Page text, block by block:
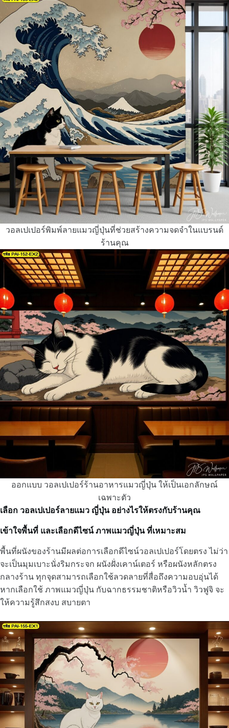
วอลเปเปอร์พิมพ์ลายแมวญี่ปุ่นที่ช่วยสร้างความจดจำในแบรนด์
ร้านคุณ
ออกแบบ วอลเปเปอร์ร้านอาหารแมวญี่ปุ่น ให้เป็นเอกลักษณ์
เฉพาะตัว
เลือก วอลเปเปอร์ลายแมว ญี่ปุ่น อย่างไรให้ตรงกับร้านคุณ
เข้าใจพื้นที่ และเลือกดีไซน์ ภาพแมวญี่ปุ่น ที่เหมาะสม
พื้นที่ผนังของร้านมีผลต่อการเลือกดีไซน์วอลเปเปอร์โดยตรง ไม่ว่า
จะเป็นมุมเบาะนั่งริมกระจก ผนังฝั่งเคาน์เตอร์ หรือผนังหลักตรง
กลางร้าน ทุกจุดสามารถเลือกใช้ลวดลายที่สื่อถึงความอบอุ่นได้
หากเลือกใช้ ภาพแมวญี่ปุ่น กับฉากธรรมชาติหรือวิวน้ำ วิวฟูจิ จะ
ให้ความรู้สึกสงบ สบายตา